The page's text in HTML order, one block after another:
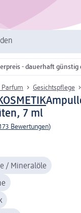
- dauerhaft günstig
Parfum Gesichtspflege
7 ml
Bewertungen)
/ Mineralöle